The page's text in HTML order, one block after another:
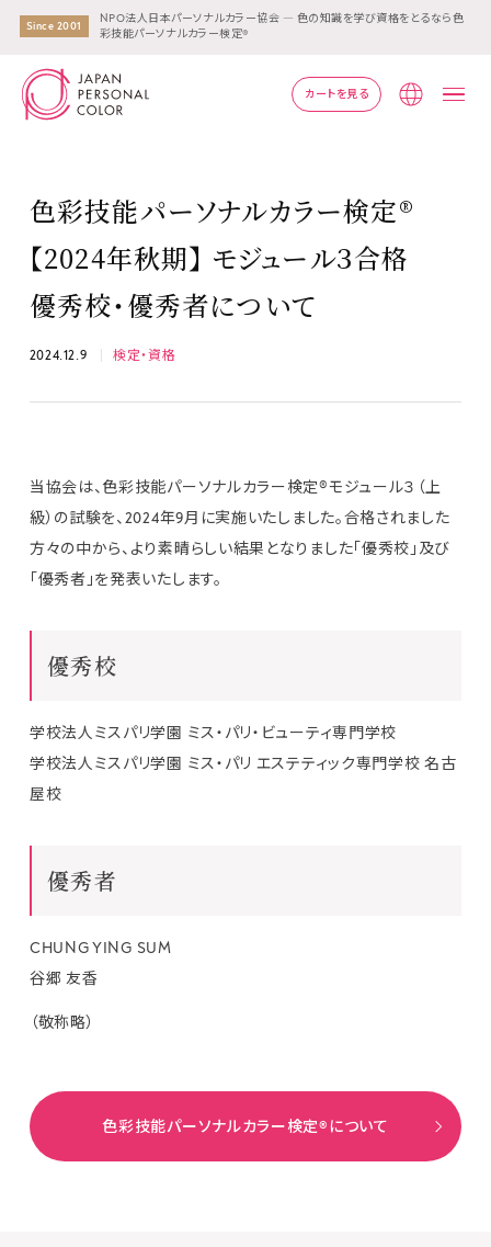
Since 2001
NPO法人日本パーソナルカラー協会 ― 色の知識を学び資格をとるなら色
彩技能パーソナルカラー検定®
カートを見る
色彩技能パーソナルカラー検定®
【2024年秋期】 モジュール３合格
優秀校・優秀者について
2024.12.9 検定・資格
当協会は、色彩技能パーソナルカラー検定®モジュール３（上
級）の試験を、2024年9月に実施いたしました。合格されました
方々の中から、より素晴らしい結果となりました「優秀校」及び
「優秀者」を発表いたします。
優秀校
学校法人ミスパリ学園 ミス・パリ・ビューティ専門学校
学校法人ミスパリ学園 ミス・パリ エステティック専門学校 名古
屋校
優秀者
CHUNG YING SUM
谷郷 友香
（敬称略）
色彩技能パーソナルカラー検定®について